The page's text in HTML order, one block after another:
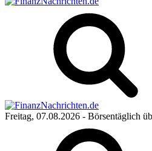
Freitag, 07.08.2026 - Börsentäglich